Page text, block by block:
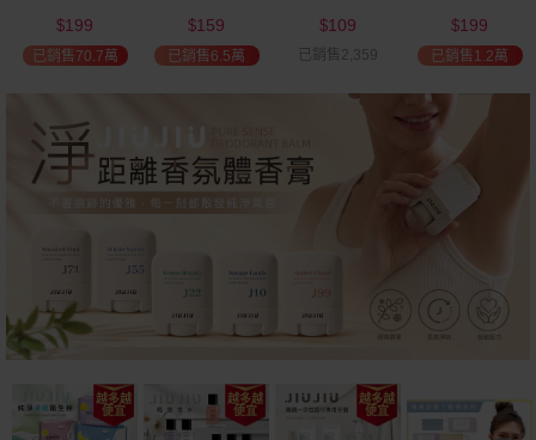
選 全新包裝
$199
已銷售70.7萬
$159
已銷售6.5萬
(600ml)
$109
已銷售2,359
$199
已銷售1.2萬